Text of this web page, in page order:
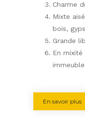
Charme
Mixte
bois,
Grande
En
En savoir plus